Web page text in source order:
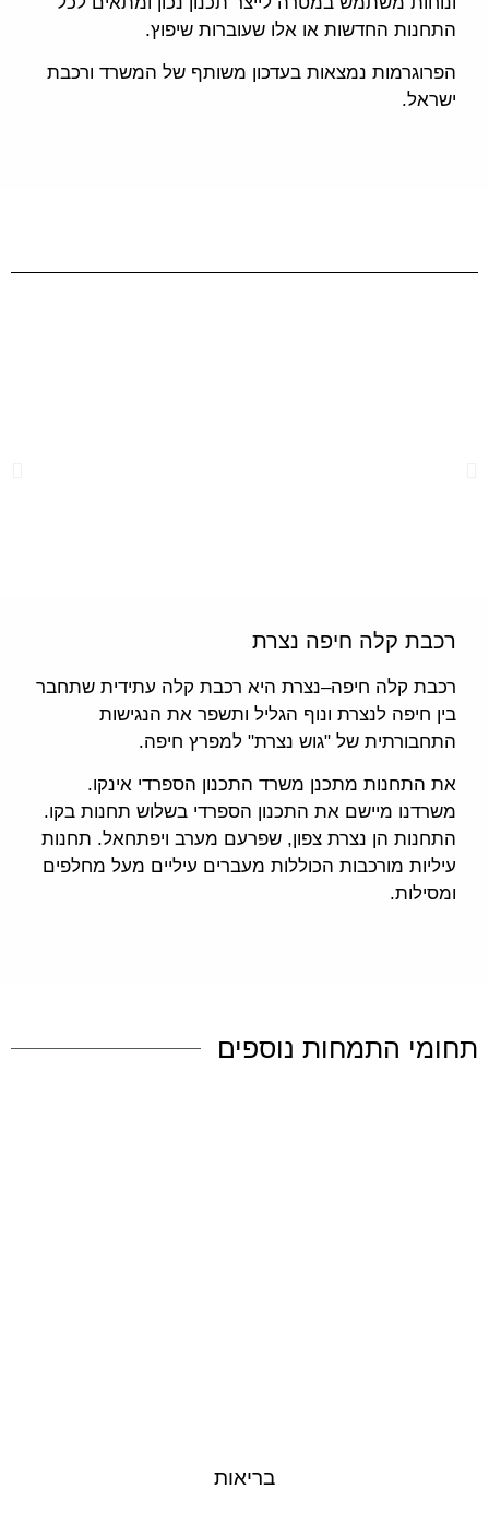
התחנות החדשות או אלו שעוברות שיפוץ.
הפרוגרמות נמצאות בעדכון משותף של המשרד ורכבת
ישראל.
רכבת קלה חיפה נצרת
רכבת קלה חיפה–נצרת היא רכבת קלה עתידית שתחבר
בין חיפה לנצרת ונוף הגליל ותשפר את הנגישות
התחבורתית של "גוש נצרת" למפרץ חיפה.
את התחנות מתכנן משרד התכנון הספרדי אינקו.
משרדנו מיישם את התכנון הספרדי בשלוש תחנות בקו.
התחנות הן נצרת צפון, שפרעם מערב ויפתחאל. תחנות
עיליות מורכבות הכוללות מעברים עיליים מעל מחלפים
ומסילות.
תחומי התמחות נוספים
בריאות